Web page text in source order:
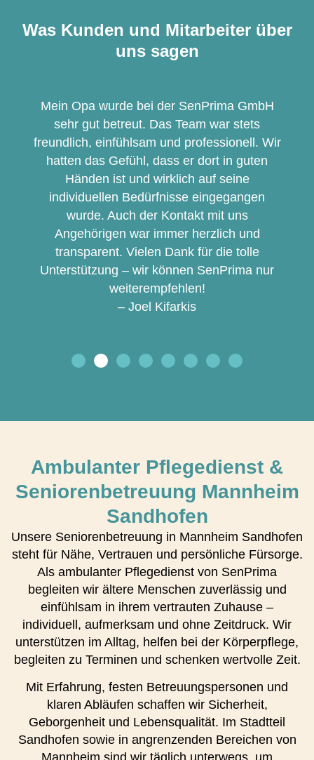
Was Kunden und Mitarbeiter über
uns sagen
Mein Opa wurde bei der SenPrima GmbH
sehr gut betreut. Das Team war stets
freundlich, einfühlsam und professionell. Wir
hatten das Gefühl, dass er dort in guten
Händen ist und wirklich auf seine
individuellen Bedürfnisse eingegangen
wurde. Auch der Kontakt mit uns
Angehörigen war immer herzlich und
transparent. Vielen Dank für die tolle
Unterstützung – wir können SenPrima nur
weiterempfehlen!
– Joel Kifarkis
Ambulanter Pflegedienst &
Seniorenbetreuung Mannheim
Sandhofen
Unsere Seniorenbetreuung in Mannheim Sandhofen
steht für Nähe, Vertrauen und persönliche Fürsorge.
Als ambulanter Pflegedienst von SenPrima
begleiten wir ältere Menschen zuverlässig und
einfühlsam in ihrem vertrauten Zuhause –
individuell, aufmerksam und ohne Zeitdruck. Wir
unterstützen im Alltag, helfen bei der Körperpflege,
begleiten zu Terminen und schenken wertvolle Zeit.
Mit Erfahrung, festen Betreuungspersonen und
klaren Abläufen schaffen wir Sicherheit,
Geborgenheit und Lebensqualität. Im Stadtteil
Sandhofen sowie in angrenzenden Bereichen von